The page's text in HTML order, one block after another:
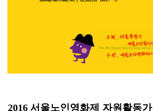
2016 서울노인영화제 자원활동가